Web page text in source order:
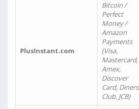
PlusInstant.com
Bitcoin /
Perfect
Money /
Amazon
Payments
(Visa,
Mastercard,
Amex,
Discover
Card, Diners
Club, JCB)